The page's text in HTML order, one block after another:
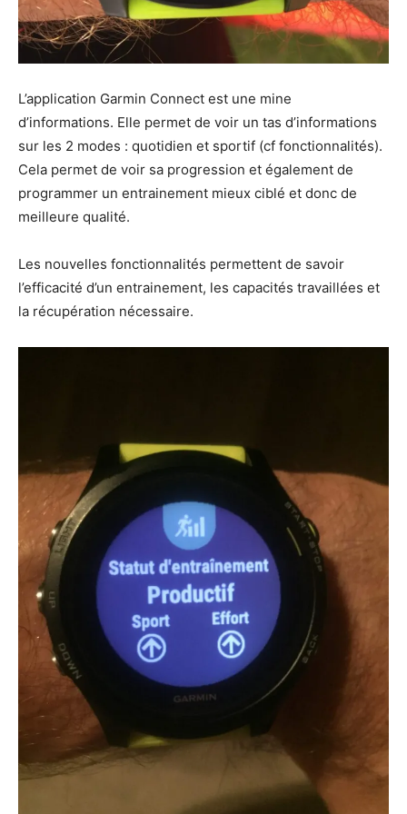
L’application Garmin Connect est une mine
d’informations. Elle permet de voir un tas d’informations
sur les 2 modes : quotidien et sportif (cf fonctionnalités).
Cela permet de voir sa progression et également de
programmer un entrainement mieux ciblé et donc de
meilleure qualité.
Les nouvelles fonctionnalités permettent de savoir
l’efficacité d’un entrainement, les capacités travaillées et
la récupération nécessaire.